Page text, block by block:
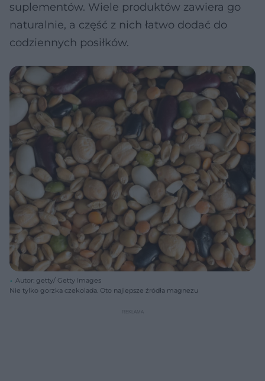
suplementów. Wiele produktów zawiera go
naturalnie, a część z nich łatwo dodać do
codziennych posiłków.
Autor: getty/ Getty Images
Nie tylko gorzka czekolada. Oto najlepsze źródła magnezu